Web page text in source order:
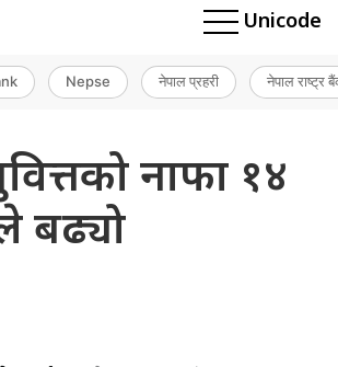
Unicode
Nepse नेपाल प्रहरी नेपाल राष्ट्र
नाफा १४
बढ्यो